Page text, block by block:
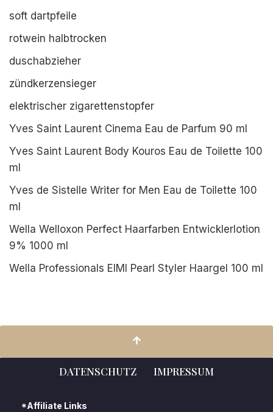
soft dartpfeile
rotwein halbtrocken
duschabzieher
zündkerzensieger
elektrischer zigarettenstopfer
Yves Saint Laurent Cinema Eau de Parfum 90 ml
Yves Saint Laurent Body Kouros Eau de Toilette 100
ml
Yves de Sistelle Writer for Men Eau de Toilette 100
ml
Wella Welloxon Perfect Haarfarben Entwicklerlotion
9% 1000 ml
Wella Professionals EIMI Pearl Styler Haargel 100 ml
DATENSCHUTZ IMPRESSUM
*Affiliate Links